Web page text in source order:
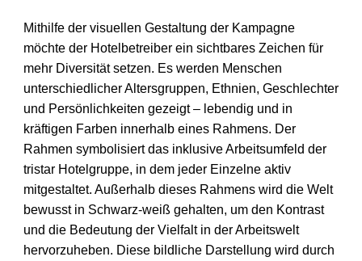
Mithilfe der visuellen Gestaltung der Kampagne
möchte der Hotelbetreiber ein sichtbares Zeichen für
mehr Diversität setzen. Es werden Menschen
unterschiedlicher Altersgruppen, Ethnien, Geschlechter
und Persönlichkeiten gezeigt – lebendig und in
kräftigen Farben innerhalb eines Rahmens. Der
Rahmen symbolisiert das inklusive Arbeitsumfeld der
tristar Hotelgruppe, in dem jeder Einzelne aktiv
mitgestaltet. Außerhalb dieses Rahmens wird die Welt
bewusst in Schwarz-weiß gehalten, um den Kontrast
und die Bedeutung der Vielfalt in der Arbeitswelt
hervorzuheben. Diese bildliche Darstellung wird durch